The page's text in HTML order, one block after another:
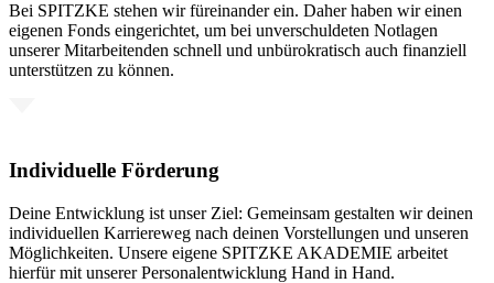
Bei SPITZKE stehen wir füreinander ein. Daher haben wir einen
eigenen Fonds eingerichtet, um bei unverschuldeten Notlagen
unserer Mitarbeitenden schnell und unbürokratisch auch finanziell
unterstützen zu können.
Individuelle Förderung
Deine Entwicklung ist unser Ziel: Gemeinsam gestalten wir deinen
individuellen Karriereweg nach deinen Vorstellungen und unseren
Möglichkeiten. Unsere eigene SPITZKE AKADEMIE arbeitet
hierfür mit unserer Personalentwicklung Hand in Hand.